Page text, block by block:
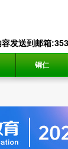
发送到邮箱
铜仁